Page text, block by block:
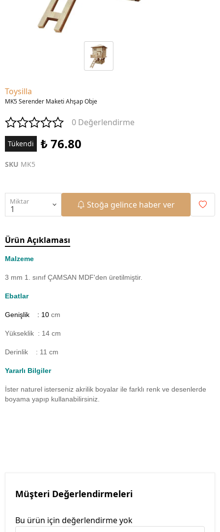
Toysilla
MK5 Serender Maketi Ahşap Obje
0 Değerlendirme
Tükendi ₺ 76.80
SKU MK5
Miktar Stoğa gelince haber ver
Ürün Açıklaması
Malzeme
3 mm 1. sınıf ÇAMSAN MDF'den üretilmiştir.
Ebatlar
Genişlik : 10 cm
Yükseklik : 14 cm
Derinlik : 11 cm
Yararlı Bilgiler
İster naturel isterseniz akrilik boyalar ile farklı renk ve desenlerde
boyama yapıp kullanabilirsiniz.
Müşteri Değerlendirmeleri
Bu ürün için değerlendirme yok